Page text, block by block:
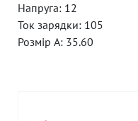
Напруга: 12
Ток зарядки: 105
Розмір A: 35.60